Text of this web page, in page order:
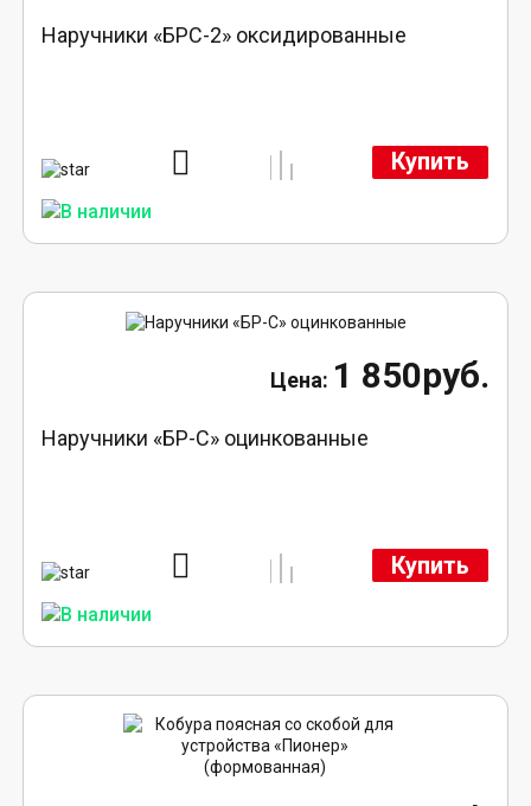
Наручники «БРС-2» оксидированные
Купить
1 850руб.
Наручники «БР-С» оцинкованные
Купить